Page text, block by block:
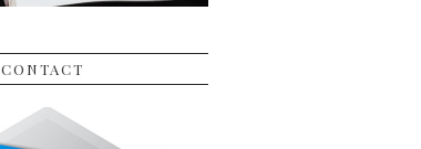
CONTACT